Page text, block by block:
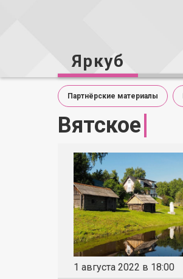
Яркуб
Партнёрские материалы
Вятское
1 августа 2022 в 18:00